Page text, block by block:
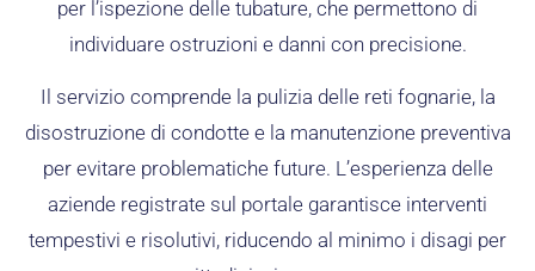
per l’ispezione delle tubature, che permettono di
individuare ostruzioni e danni con precisione.
Il servizio comprende la pulizia delle reti fognarie, la
disostruzione di condotte e la manutenzione preventiva
per evitare problematiche future. L’esperienza delle
aziende registrate sul portale garantisce interventi
tempestivi e risolutivi, riducendo al minimo i disagi per